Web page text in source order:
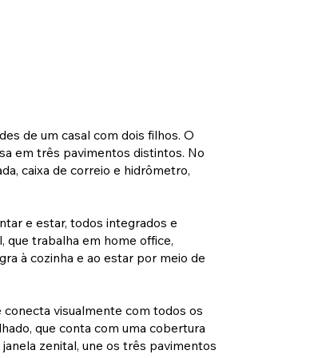
de um casal com dois filhos. O
em três pavimentos distintos. No
caixa de correio e hidrômetro,
e estar, todos integrados e
que trabalha em home office,
à cozinha e ao estar por meio de
visualmente com todos os
que conta com uma cobertura
zenital, une os três pavimentos